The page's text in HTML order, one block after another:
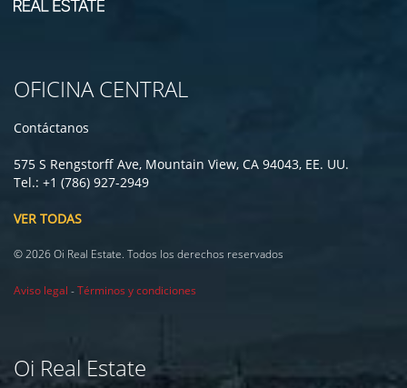
OFICINA CENTRAL
Contáctanos
575 S Rengstorff Ave, Mountain View, CA 94043, EE. UU.
Tel.: +1 (786) 927-2949
VER TODAS
© 2026 Oi Real Estate. Todos los derechos reservados
Aviso legal -Términos y condiciones
Oi Real Estate